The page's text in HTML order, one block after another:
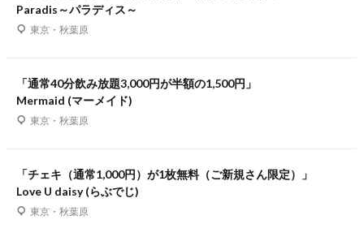
Paradis～パラディス～
東京・秋葉原
「通常40分飲み放題3,000円が半額の1,500円」
Mermaid (マーメイド)
東京・秋葉原
「チェキ（通常1,000円）が1枚無料（ご新規さん限定）」
Love U daisy (らぶでじ)
東京・秋葉原